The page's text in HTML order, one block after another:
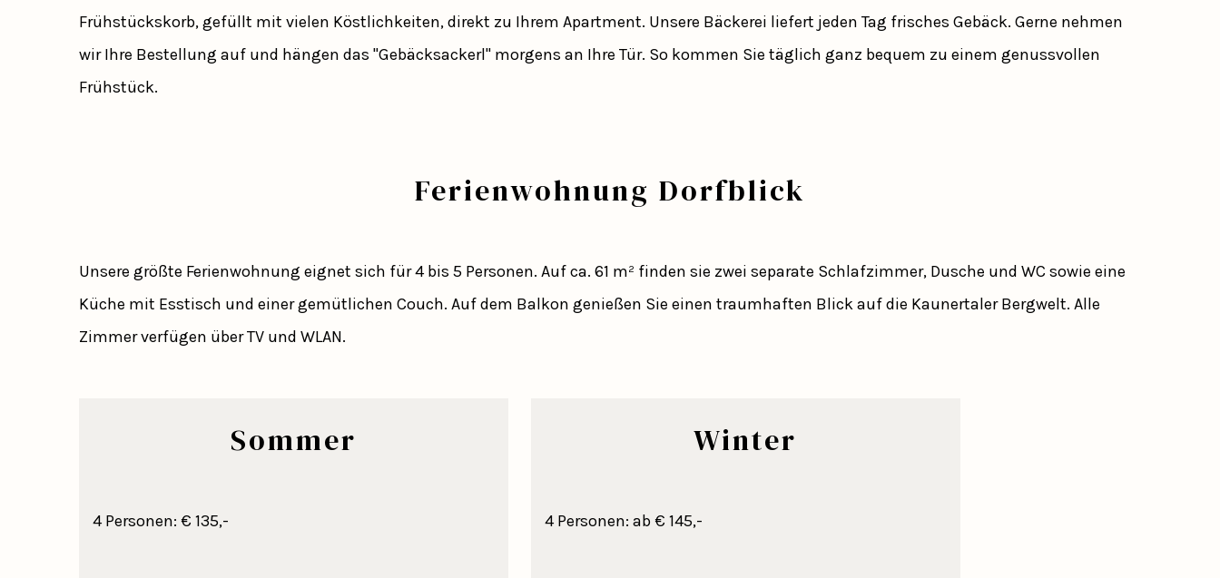
Frühstückskorb, gefüllt mit vielen Köstlichkeiten, direkt zu Ihrem Apartment. Unsere Bäckerei liefert jeden Tag frisches Gebäck. Gerne nehmen
wir Ihre Bestellung auf und hängen das "Gebäcksackerl" morgens an Ihre Tür. So kommen Sie täglich ganz bequem zu einem genussvollen
Frühstück.
Ferienwohnung Dorfblick
Unsere größte Ferienwohnung eignet sich für 4 bis 5 Personen. Auf ca. 61 m² finden sie zwei separate Schlafzimmer, Dusche und WC sowie eine
Küche mit Esstisch und einer gemütlichen Couch. Auf dem Balkon genießen Sie einen traumhaften Blick auf die Kaunertaler Bergwelt. Alle
Zimmer verfügen über TV und WLAN.
Sommer
4 Personen: € 135,-
Winter
4 Personen: ab € 145,-